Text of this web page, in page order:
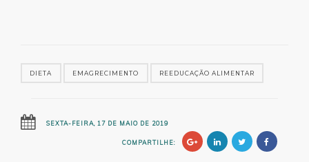
DIETA EMAGRECIMENTO REEDUCAÇÃO ALIMENTAR
SEXTA-FEIRA, 17 DE MAIO DE 2019
COMPARTILHE: